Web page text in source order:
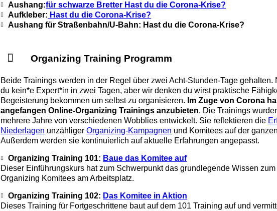
Aushang:für schwarze Bretter Hast du die Corona-Krise?
Aufkleber: Hast du die Corona-Krise?
Aushang für Straßenbahn/U-Bahn: Hast du die Corona-Krise?
Organizing Training Programm
Beide Trainings werden in der Regel über zwei Acht-Stunden-Tage gehalten.
du kein*e Expert*in in zwei Tagen, aber wir denken du wirst praktische
Begeisterung bekommen um selbst zu organisieren. Im Zuge von Corona
angefangen Online-Organizing Trainings anzubieten. Die Trainings
mehrere Jahre von verschiedenen Wobblies entwickelt. Sie reflektieren die
Niederlagen unzähligerOrganizing-Kampagnen und Komitees auf der
Außerdem werden sie kontinuierlich auf aktuelle Erfahrungen angepasst.
Organizing Training 101: Baue das Komitee auf
Dieser Einführungskurs hat zum Schwerpunkt das grundlegende Wissen
Organizing Komitees am Arbeitsplatz.
Organizing Training 102: Das Komitee in Aktion
Dieses Training für Fortgeschrittene baut auf dem 101 Training auf und